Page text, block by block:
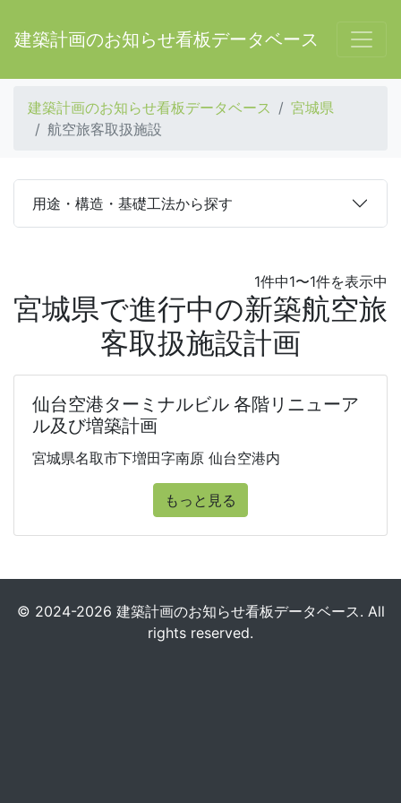
建築計画のお知らせ看板データベース
建築計画のお知らせ看板データベース
宮城県
航空旅客取扱施設
用途・構造・基礎工法から探す
1件中1〜1件を表示中
宮城県で進行中の新築航空旅
客取扱施設計画
仙台空港ターミナルビル 各階リニューア
ル及び増築計画
宮城県名取市下増田字南原 仙台空港内
もっと見る
© 2024-2026 建築計画のお知らせ看板データベース. All
rights reserved.